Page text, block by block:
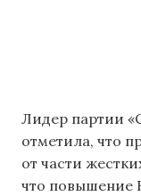
Лидер партии
отметила, что
от части
что повышение